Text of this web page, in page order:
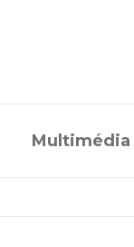
Multimédia